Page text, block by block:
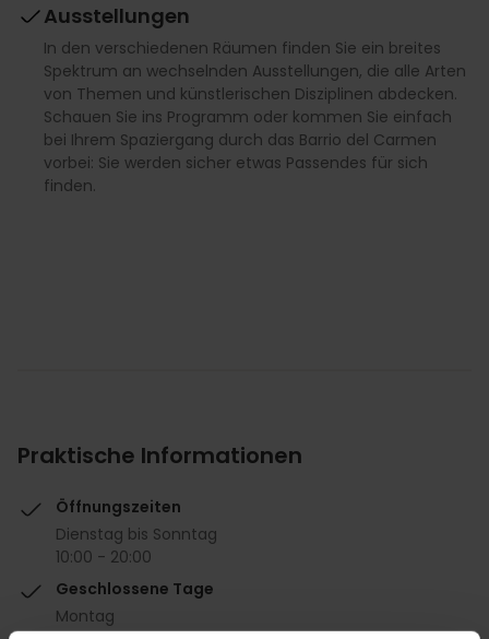
Ausstellungen
In den verschiedenen Räumen finden Sie ein breites
Spektrum an wechselnden Ausstellungen, die alle Arten
von Themen und künstlerischen Disziplinen abdecken.
Schauen Sie ins Programm oder kommen Sie einfach
bei Ihrem Spaziergang durch das Barrio del Carmen
vorbei: Sie werden sicher etwas Passendes für sich
finden.
Praktische Informationen
Öffnungszeiten
Dienstag bis Sonntag
10:00 - 20:00
Geschlossene Tage
Montag